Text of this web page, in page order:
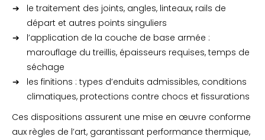
le traitement des joints, angles, linteaux, rails de
départ et autres points singuliers
l’application de la couche de base armée :
marouflage du treillis, épaisseurs requises, temps de
séchage
les finitions : types d’enduits admissibles, conditions
climatiques, protections contre chocs et fissurations
Ces dispositions assurent une mise en œuvre conforme
aux règles de l’art, garantissant performance thermique,